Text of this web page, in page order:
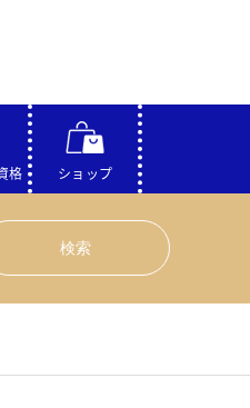
格 ショップ